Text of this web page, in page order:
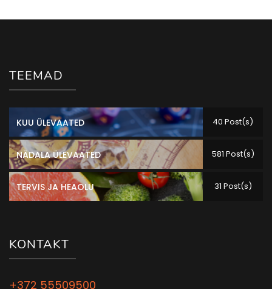
TEEMAD
KUU ÜLEVAATED 40 Post(s)
NÄDALA ÜLEVAATED 581 Post(s)
TERVIS JA HEAOLU 31 Post(s)
KONTAKT
+372 55509500